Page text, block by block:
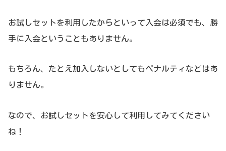
お試しセットを利用したからといって入会は必須でも、勝
手に入会ということもありません。
もちろん、たとえ加入しないとしてもペナルティなどはあ
りません。
なので、お試しセットを安心して利用してみてください
ね！